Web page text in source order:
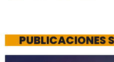
PUBLICACIONES